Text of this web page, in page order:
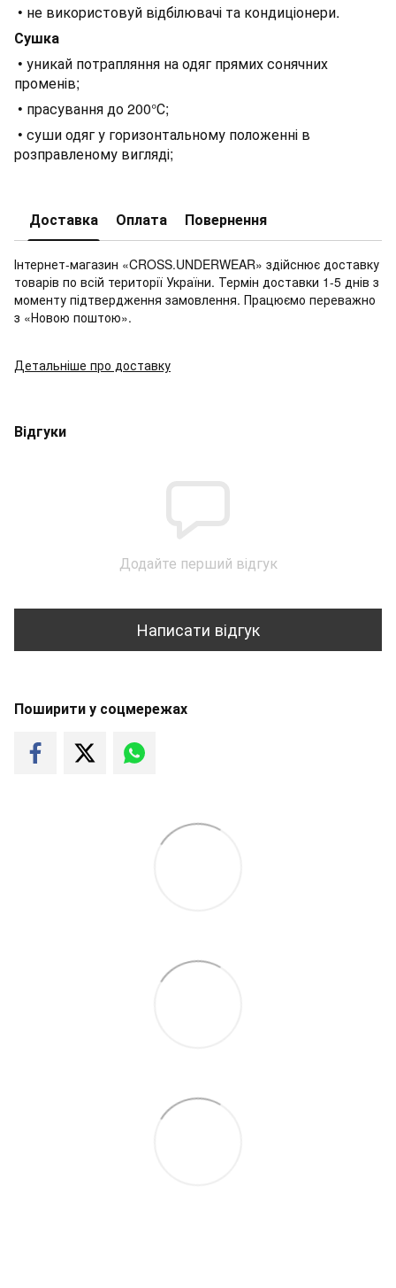
• не використовуй відбілювачі та кондиціонери.
Сушка
• уникай потрапляння на одяг прямих сонячних
променів;
• прасування до 200°С;
• суши одяг у горизонтальному положенні в
розправленому вигляді;
Доставка Оплата Повернення
Інтернет-магазин «CROSS.UNDERWEAR» здійснює доставку
товарів по всій території України. Термін доставки 1-5 днів з
моменту підтвердження замовлення. Працюємо переважно
з «Новою поштою».
Детальніше про доставку
Відгуки
Додайте перший відгук
Написати відгук
Поширити у соцмережах